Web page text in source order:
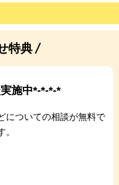
特典
施中*-*-*-*
についての相談が無料で